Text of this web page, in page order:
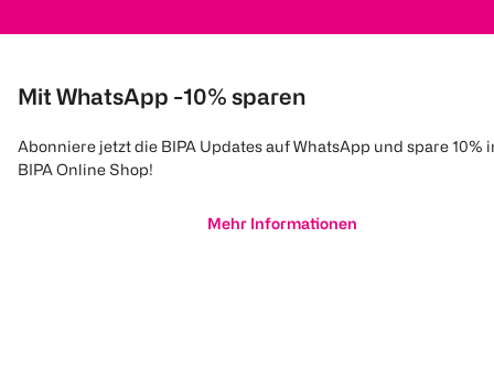
Mit WhatsApp -10% sparen
Abonniere jetzt die BIPA Updates auf WhatsApp und spare 10%
BIPA Online Shop!
Mehr Informationen